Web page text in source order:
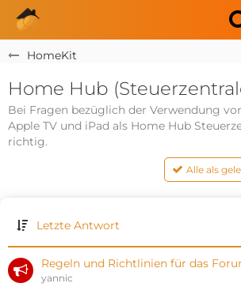
HomeKit
Home Hub
Bei Fragen bezüglich der Verwendung
Apple TV und iPad als Home Hub
richtig.
Alle als
Letzte Antwort
Regeln und Richtlinien für das
yannic